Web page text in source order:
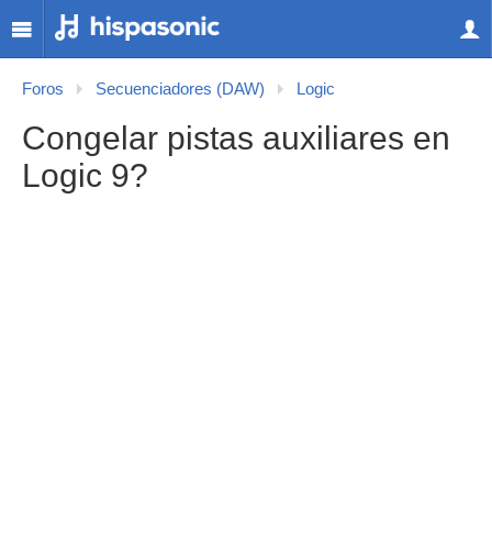
Foros Secuenciadores (DAW) Logic
Congelar pistas auxiliares en
Logic 9?